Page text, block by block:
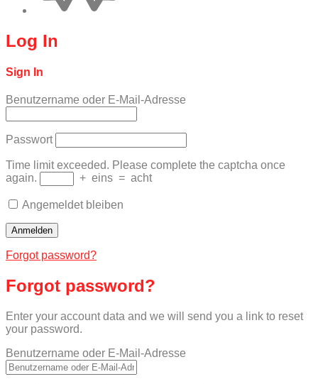
Log In
Sign In
Benutzername oder E-Mail-Adresse
Passwort
Time limit exceeded. Please complete the captcha once
again.
+ eins = acht
Angemeldet bleiben
Forgot password?
Forgot password?
Enter your account data and we will send you a link to reset
your password.
Benutzername oder E-Mail-Adresse